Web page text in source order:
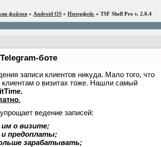
файлов » Android OS » Интерфейс » TSF Shell Pro v. 2.0.4
боте
записи клиентов никуда. Мало того, что
клиентам о визитах тоже. Нашли самый
.
ведение записей:
о визите;
и предоплаты;
зарабатывать;